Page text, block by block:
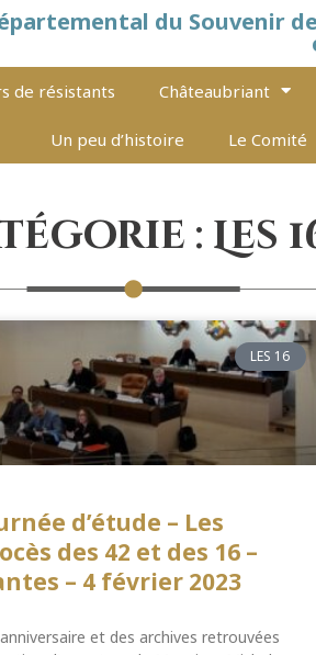
du Souvenir
de résistants Châteaubriant
Un peu d’histoire Le Comité
: Les
LES 16
d’étude – Les
des 42 et des 16 –
– 4 février 2023
et des archives retrouvées